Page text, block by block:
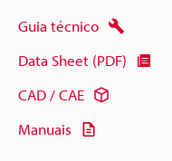
Guia técnico
Data Sheet (PDF)
CAD / CAE
Manuais